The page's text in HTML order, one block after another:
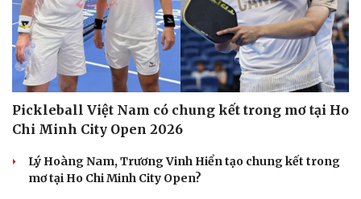
Pickleball Việt Nam có chung kết trong mơ tại Ho
Chi Minh City Open 2026
Lý Hoàng Nam, Trương Vinh Hiển tạo chung kết trong
mơ tại Ho Chi Minh City Open?